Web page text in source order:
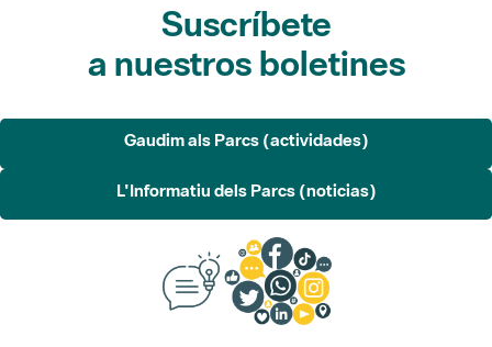
Suscríbete
a nuestros boletines
Gaudim als Parcs (actividades)
L'Informatiu dels Parcs (noticias)